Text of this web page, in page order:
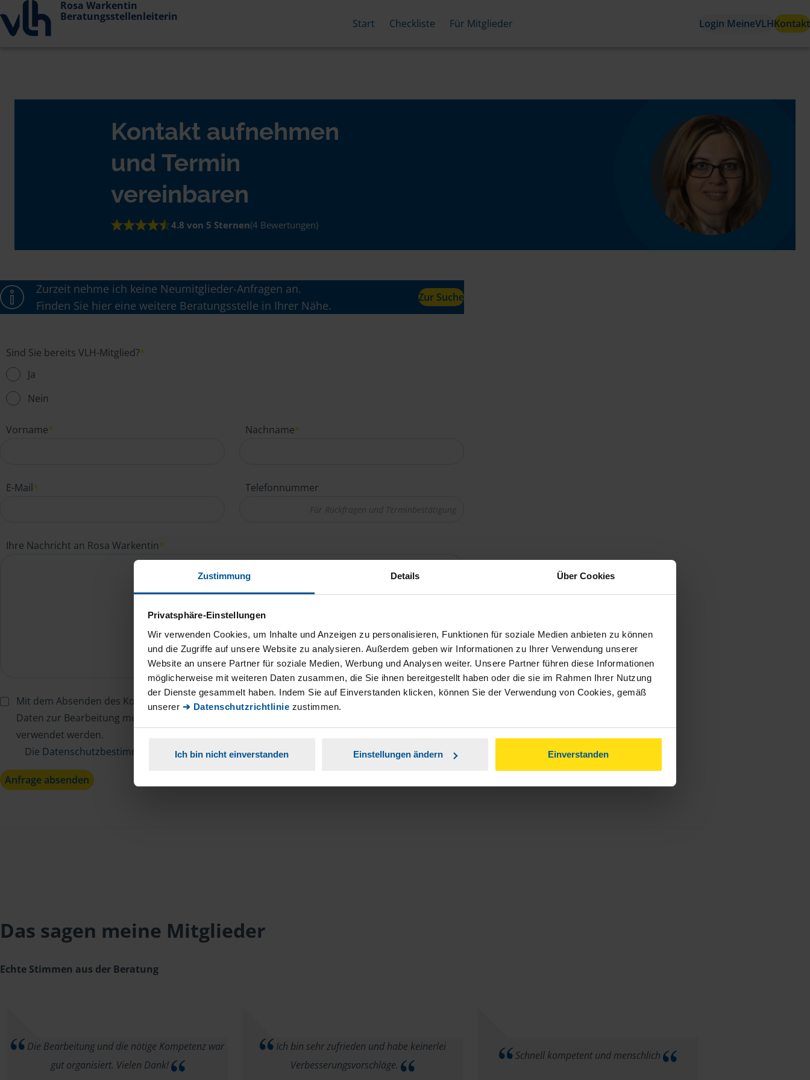
Zustimmung Details Über Cookies
Privatsphäre-Einstellungen
Wir verwenden Cookies, um Inhalte und Anzeigen zu personalisieren, Funktionen für soziale Medien anbieten zu können
und die Zugriffe auf unsere Website zu analysieren. Außerdem geben wir Informationen zu Ihrer Verwendung unserer
Website an unsere Partner für soziale Medien, Werbung und Analysen weiter. Unsere Partner führen diese Informationen
möglicherweise mit weiteren Daten zusammen, die Sie ihnen bereitgestellt haben oder die sie im Rahmen Ihrer Nutzung
der Dienste gesammelt haben. Indem Sie auf Einverstanden klicken, können Sie der Verwendung von Cookies, gemäß
unserer ➔ Datenschutzrichtlinie zustimmen.
Ich bin nicht einverstanden Einstellungen ändern Einverstanden
Rosa Warkentin
Beratungsstellenleiterin
Start Checkliste Für Mitglieder Login MeineVLHKontakt
Kontakt aufnehmen
und Termin
vereinbaren
4.8 von 5 Sternen(4 Bewertungen)
Zurzeit nehme ich keine Neumitglieder-Anfragen an.
Finden Sie hier eine weitere Beratungsstelle in Ihrer Nähe.
Zur Suche
Sind Sie bereits VLH-Mitglied?*
Ja
Nein
Vorname* Nachname*
E-Mail* Telefonnummer
Ihre Nachricht an Rosa Warkentin*
Mit dem Absenden des Kontaktformulars erkläre ich mich damit einverstanden, dass meine
Daten zur Bearbeitung meines Anliegens sowie zur internen Analyse der Zugriffsquelle
verwendet werden.
Die Datenschutzbestimmungen habe ich zur Kenntnis genommen.
Anfrage absenden
Das sagen meine Mitglieder
Echte Stimmen aus der Beratung
Die Bearbeitung und die nötige Kompetenz war
gut organisiert. Vielen Dank!
Ich bin sehr zufrieden und habe keinerlei
Verbesserungsvorschläge.
Schnell kompetent und menschlich